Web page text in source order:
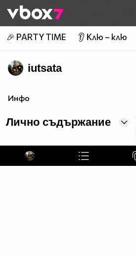
👾
🎉 PARTY TIME 👂 Клю – клю
iutsata
Инфо
Лично съдържание